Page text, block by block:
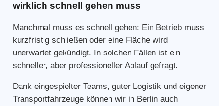
wirklich schnell gehen muss
Manchmal muss es schnell gehen: Ein Betrieb muss
kurzfristig schließen oder eine Fläche wird
unerwartet gekündigt. In solchen Fällen ist ein
schneller, aber professioneller Ablauf gefragt.
Dank eingespielter Teams, guter Logistik und eigener
Transportfahrzeuge können wir in Berlin auch